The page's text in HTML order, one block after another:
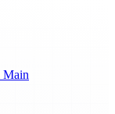
Main